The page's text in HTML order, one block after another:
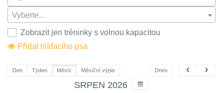
Vyberte...
Zobrazit jen tréninky s volnou kapacitou
Přidat hlídacího psa
Den Týden Měsíc Měsíční výpis Dnes
SRPEN 2026